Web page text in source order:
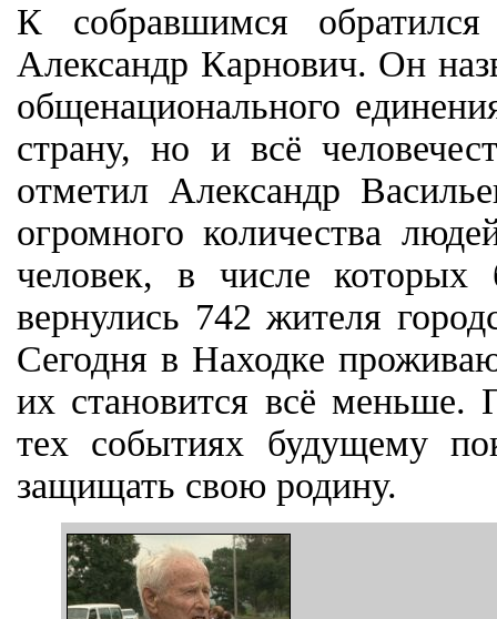
К собравшимся обратился
Александр Карнович. Он
общенационального
страну, но и всё
отметил Александр
огромного количества
человек, в числе
вернулись 742 жителя
Сегодня в Находке
их становится всё меньше.
тех событиях будущему
защищать свою родину.